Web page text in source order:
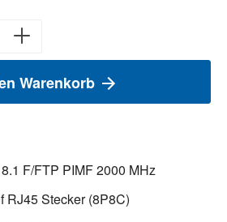
Warenkorb
F/FTP PIMF 2000 MHz
RJ45 Stecker (8P8C)